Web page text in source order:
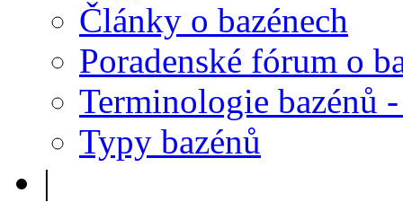
Články o bazénech
Poradenské fórum o
Terminologie bazénů
Typy bazénů
|